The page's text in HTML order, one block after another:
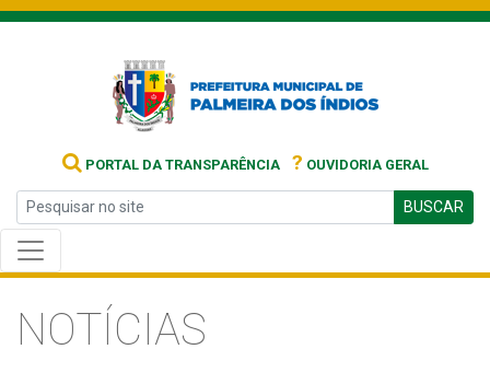
PORTAL DA TRANSPARÊNCIA ? OUVIDORIA GERAL
BUSCAR
NOTÍCIAS